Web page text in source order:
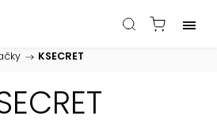
/ KSECRET